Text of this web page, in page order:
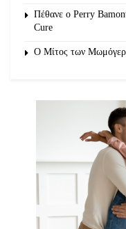
Πέθανε ο Perry
Cure
O Μίτος των